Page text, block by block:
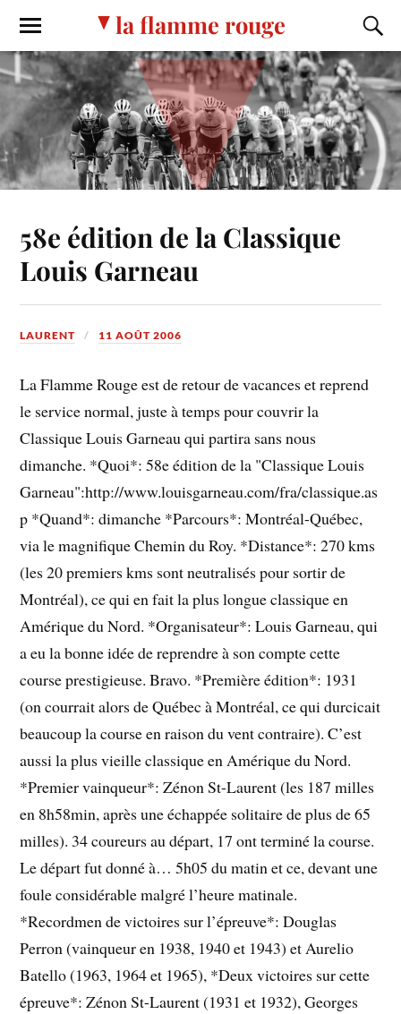
la flamme rouge
58e édition de la Classique
Louis Garneau
LAURENT 11 AOÛT 2006
La Flamme Rouge est de retour de vacances et reprend
le service normal, juste à temps pour couvrir la
Classique Louis Garneau qui partira sans nous
dimanche. *Quoi*: 58e édition de la "Classique Louis
Garneau":http://www.louisgarneau.com/fra/classique.as
p *Quand*: dimanche *Parcours*: Montréal-Québec,
via le magnifique Chemin du Roy. *Distance*: 270 kms
(les 20 premiers kms sont neutralisés pour sortir de
Montréal), ce qui en fait la plus longue classique en
Amérique du Nord. *Organisateur*: Louis Garneau, qui
a eu la bonne idée de reprendre à son compte cette
course prestigieuse. Bravo. *Première édition*: 1931
(on courrait alors de Québec à Montréal, ce qui durcicait
beaucoup la course en raison du vent contraire). C’est
aussi la plus vieille classique en Amérique du Nord.
*Premier vainqueur*: Zénon St-Laurent (les 187 milles
en 8h58min, après une échappée solitaire de plus de 65
milles). 34 coureurs au départ, 17 ont terminé la course.
Le départ fut donné à… 5h05 du matin et ce, devant une
foule considérable malgré l’heure matinale.
*Recordmen de victoires sur l’épreuve*: Douglas
Perron (vainqueur en 1938, 1940 et 1943) et Aurelio
Batello (1963, 1964 et 1965), *Deux victoires sur cette
épreuve*: Zénon St-Laurent (1931 et 1932), Georges